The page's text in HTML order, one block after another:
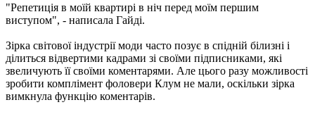
"Репетиція в моїй квартирі в ніч перед моїм першим
виступом", - написала Гайді.
Зірка світової індустрії моди часто позує в спідній білизні і
ділиться відвертими кадрами зі своїми підписниками, які
звеличують її своїми коментарями. Але цього разу можливості
зробити комплімент фоловери Клум не мали, оскільки зірка
вимкнула функцію коментарів.